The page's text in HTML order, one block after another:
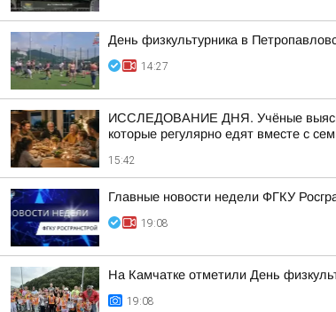
День физкультурника в
14:27
ИССЛЕДОВАНИЕ ДНЯ. Учёные
которые регулярно едят вместе с
15:42
Главные новости недели ФГКУ
19:08
На Камчатке отметили День
19:08